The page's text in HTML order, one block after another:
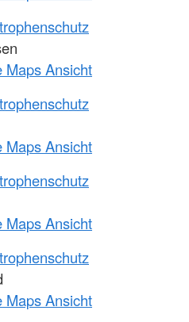
Maps Ansicht
Maps Ansicht
Maps Ansicht
Maps Ansicht